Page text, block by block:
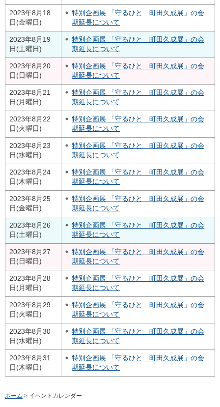
2023年8月18
日(金曜日)
特別企画展 「守るひと 町田久成展」の会
期延長について
2023年8月19
日(土曜日)
特別企画展 「守るひと 町田久成展」の会
期延長について
2023年8月20
日(日曜日)
特別企画展 「守るひと 町田久成展」の会
期延長について
2023年8月21
日(月曜日)
特別企画展 「守るひと 町田久成展」の会
期延長について
2023年8月22
日(火曜日)
特別企画展 「守るひと 町田久成展」の会
期延長について
2023年8月23
日(水曜日)
特別企画展 「守るひと 町田久成展」の会
期延長について
2023年8月24
日(木曜日)
特別企画展 「守るひと 町田久成展」の会
期延長について
2023年8月25
日(金曜日)
特別企画展 「守るひと 町田久成展」の会
期延長について
2023年8月26
日(土曜日)
特別企画展 「守るひと 町田久成展」の会
期延長について
2023年8月27
日(日曜日)
特別企画展 「守るひと 町田久成展」の会
期延長について
2023年8月28
日(月曜日)
特別企画展 「守るひと 町田久成展」の会
期延長について
2023年8月29
日(火曜日)
特別企画展 「守るひと 町田久成展」の会
期延長について
2023年8月30
日(水曜日)
特別企画展 「守るひと 町田久成展」の会
期延長について
2023年8月31
日(木曜日)
特別企画展 「守るひと 町田久成展」の会
期延長について
ホーム > イベントカレンダー